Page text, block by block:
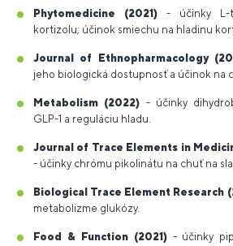
Phytomedicine (2021) - účinky L-
kortizolu; účinok smiechu na hladinu
Journal of Ethnopharmacology
jeho biologická dostupnosť a účinok na
Metabolism (2022) - účinky
GLP-1 a reguláciu hladu.
Journal of Trace Elements in
- účinky chrómu pikolinátu na chuť na
Biological Trace Element Research
metabolizme glukózy.
Food & Function (2021) - účinky